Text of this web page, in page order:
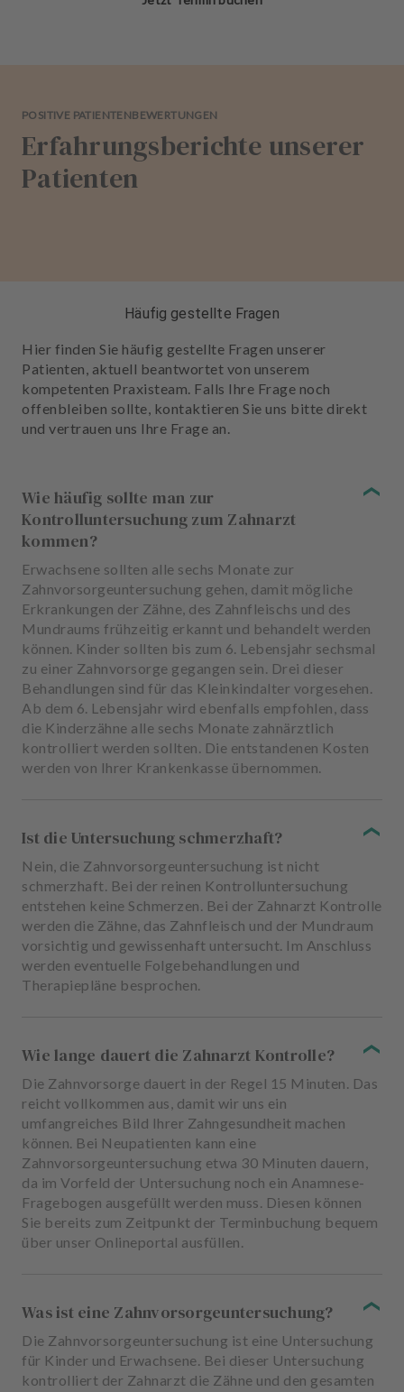
POSITIVE PATIENTENBEWERTUNGEN
Erfahrungsberichte unserer
Patienten
Häufig gestellte Fragen
Hier finden Sie häufig gestellte Fragen unserer
Patienten, aktuell beantwortet von unserem
kompetenten Praxisteam. Falls Ihre Frage noch
offenbleiben sollte, kontaktieren Sie uns bitte direkt
und vertrauen uns Ihre Frage an.
Wie häufig sollte man zur
Kontrolluntersuchung zum Zahnarzt
kommen?
Erwachsene sollten alle sechs Monate zur
Zahnvorsorgeuntersuchung gehen, damit mögliche
Erkrankungen der Zähne, des Zahnfleischs und des
Mundraums frühzeitig erkannt und behandelt werden
können. Kinder sollten bis zum 6. Lebensjahr sechsmal
zu einer Zahnvorsorge gegangen sein. Drei dieser
Behandlungen sind für das Kleinkindalter vorgesehen.
Ab dem 6. Lebensjahr wird ebenfalls empfohlen, dass
die Kinderzähne alle sechs Monate zahnärztlich
kontrolliert werden sollten. Die entstandenen Kosten
werden von Ihrer Krankenkasse übernommen.
Ist die Untersuchung schmerzhaft?
Nein, die Zahnvorsorgeuntersuchung ist nicht
schmerzhaft. Bei der reinen Kontrolluntersuchung
entstehen keine Schmerzen. Bei der Zahnarzt Kontrolle
werden die Zähne, das Zahnfleisch und der Mundraum
vorsichtig und gewissenhaft untersucht. Im Anschluss
werden eventuelle Folgebehandlungen und
Therapiepläne besprochen.
Wie lange dauert die Zahnarzt Kontrolle?
Die Zahnvorsorge dauert in der Regel 15 Minuten. Das
reicht vollkommen aus, damit wir uns ein
umfangreiches Bild Ihrer Zahngesundheit machen
können. Bei Neupatienten kann eine
Zahnvorsorgeuntersuchung etwa 30 Minuten dauern,
da im Vorfeld der Untersuchung noch ein Anamnese-
Fragebogen ausgefüllt werden muss. Diesen können
Sie bereits zum Zeitpunkt der Terminbuchung bequem
über unser Onlineportal ausfüllen.
Was ist eine Zahnvorsorgeuntersuchung?
Die Zahnvorsorgeuntersuchung ist eine Untersuchung
für Kinder und Erwachsene. Bei dieser Untersuchung
kontrolliert der Zahnarzt die Zähne und den gesamten